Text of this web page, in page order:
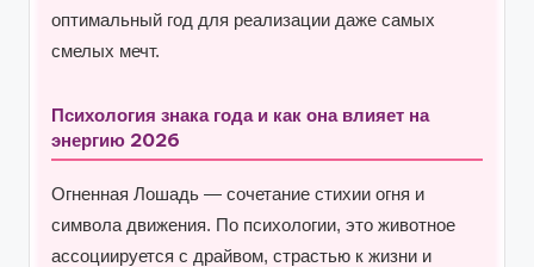
оптимальный год для реализации даже самых
смелых мечт.
Психология знака года и как она влияет на
энергию 2026
Огненная Лошадь — сочетание стихии огня и
символа движения. По психологии, это животное
ассоциируется с драйвом, страстью к жизни и